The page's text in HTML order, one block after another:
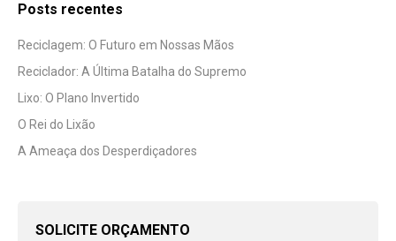
Posts recentes
Reciclagem: O Futuro em Nossas Mãos
Reciclador: A Última Batalha do Supremo
Lixo: O Plano Invertido
O Rei do Lixão
A Ameaça dos Desperdiçadores
SOLICITE ORÇAMENTO